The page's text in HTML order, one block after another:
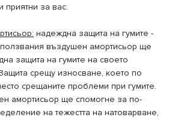
приятни за вас.
надеждна защита на гумите -
въздушен амортисьор ще
защита на гумите на своето
срещу износване, което по
срещаните проблеми при гумите.
амортисьор ще спомогне за по-
на тежестта на натоварване,